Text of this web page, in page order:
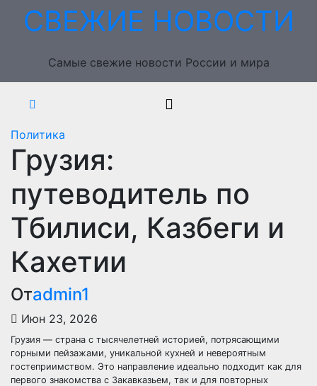
ПерейтиСВЕЖИЕ НОВОСТИ
Самые свежие новости России и мира
Политика
Грузия:
путеводитель по
Тбилиси, Казбеги и
Кахетии
Отadmin1
Июн 23, 2026
Грузия — страна с тысячелетней историей, потрясающими
горными пейзажами, уникальной кухней и невероятным
гостеприимством. Это направление идеально подходит как для
первого знакомства с Закавказьем, так и для повторных